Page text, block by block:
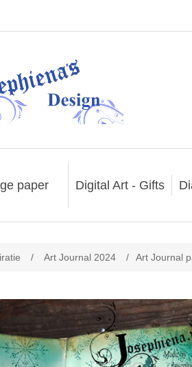
paper Digital Art - Gifts
/ Art Journal 2024 / Art Journal